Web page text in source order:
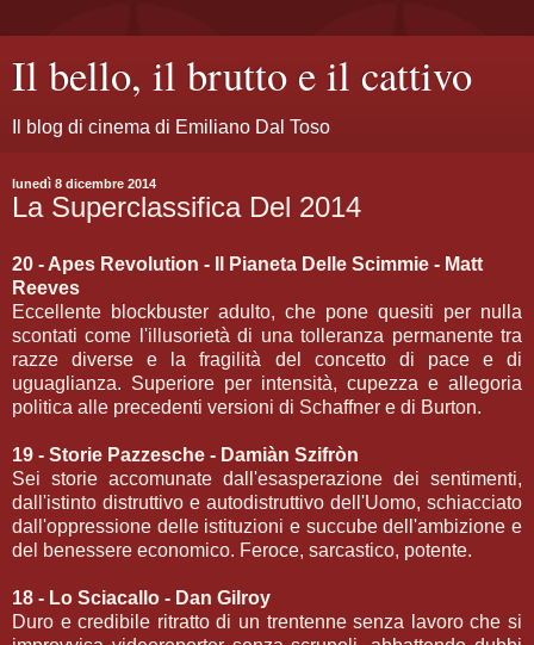
Il bello, il brutto e il cattivo
Il blog di cinema di Emiliano Dal Toso
lunedì 8 dicembre 2014
La Superclassifica Del 2014
20 - Apes Revolution - Il Pianeta Delle Scimmie - Matt
Reeves
Eccellente blockbuster adulto, che pone quesiti per nulla
scontati come l'illusorietà di una tolleranza permanente tra
razze diverse e la fragilità del concetto di pace e di
uguaglianza. Superiore per intensità, cupezza e allegoria
politica alle precedenti versioni di Schaffner e di Burton.
19 - Storie Pazzesche - Damiàn Szifròn
Sei storie accomunate dall'esasperazione dei sentimenti,
dall'istinto distruttivo e autodistruttivo dell'Uomo, schiacciato
dall'oppressione delle istituzioni e succube dell'ambizione e
del benessere economico. Feroce, sarcastico, potente.
18 - Lo Sciacallo - Dan Gilroy
Duro e credibile ritratto di un trentenne senza lavoro che si